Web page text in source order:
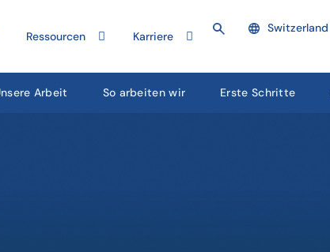
Ressourcen Karriere
Switzerland
Arbeit So arbeiten wir Erste Schritte